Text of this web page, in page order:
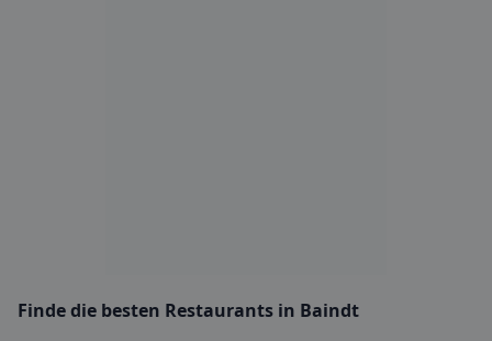
Finde die besten Restaurants in Baindt